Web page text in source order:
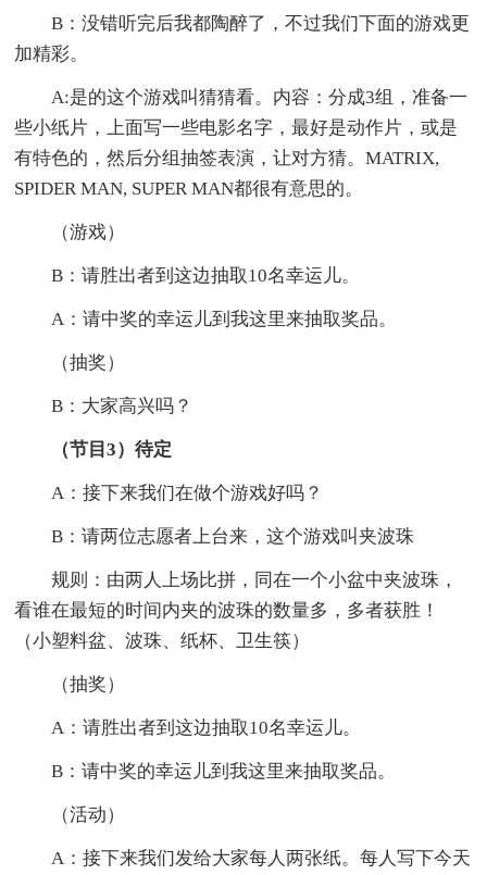
B：没错听完后我都陶醉了，不过我们下面的游戏更
加精彩。
A:是的这个游戏叫猜猜看。内容：分成3组，准备一
些小纸片，上面写一些电影名字，最好是动作片，或是
有特色的，然后分组抽签表演，让对方猜。MATRIX,
SPIDER MAN, SUPER MAN都很有意思的。
（游戏）
B：请胜出者到这边抽取10名幸运儿。
A：请中奖的幸运儿到我这里来抽取奖品。
（抽奖）
B：大家高兴吗？
（节目3）待定
A：接下来我们在做个游戏好吗？
B：请两位志愿者上台来，这个游戏叫夹波珠
规则：由两人上场比拼，同在一个小盆中夹波珠，
看谁在最短的时间内夹的波珠的数量多，多者获胜！
（小塑料盆、波珠、纸杯、卫生筷）
（抽奖）
A：请胜出者到这边抽取10名幸运儿。
B：请中奖的幸运儿到我这里来抽取奖品。
（活动）
A：接下来我们发给大家每人两张纸。每人写下今天